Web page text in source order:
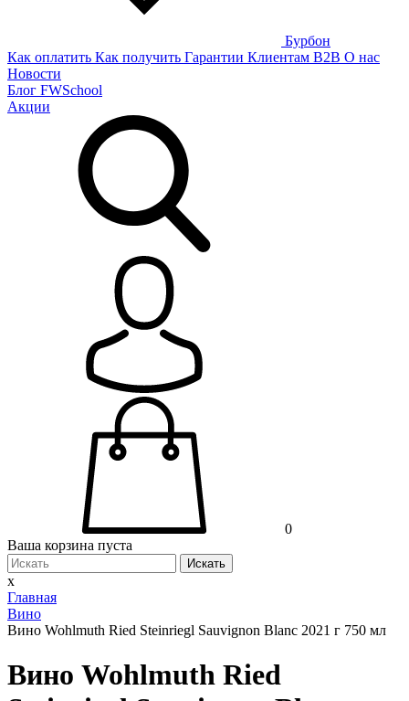
Бурбон
Как оплатить Как получить Гарантии Клиентам B2B О нас
Новости
Блог FWSchool
Акции
0
Ваша корзина пуста
Искать
x
Главная
Вино
Вино Wohlmuth Ried Steinriegl Sauvignon Blanc 2021 г 750 мл
Вино Wohlmuth Ried